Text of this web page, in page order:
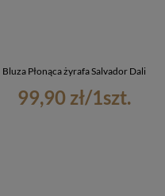
Bluza Płonąca żyrafa Salvador Dali
99,90 zł/1szt.